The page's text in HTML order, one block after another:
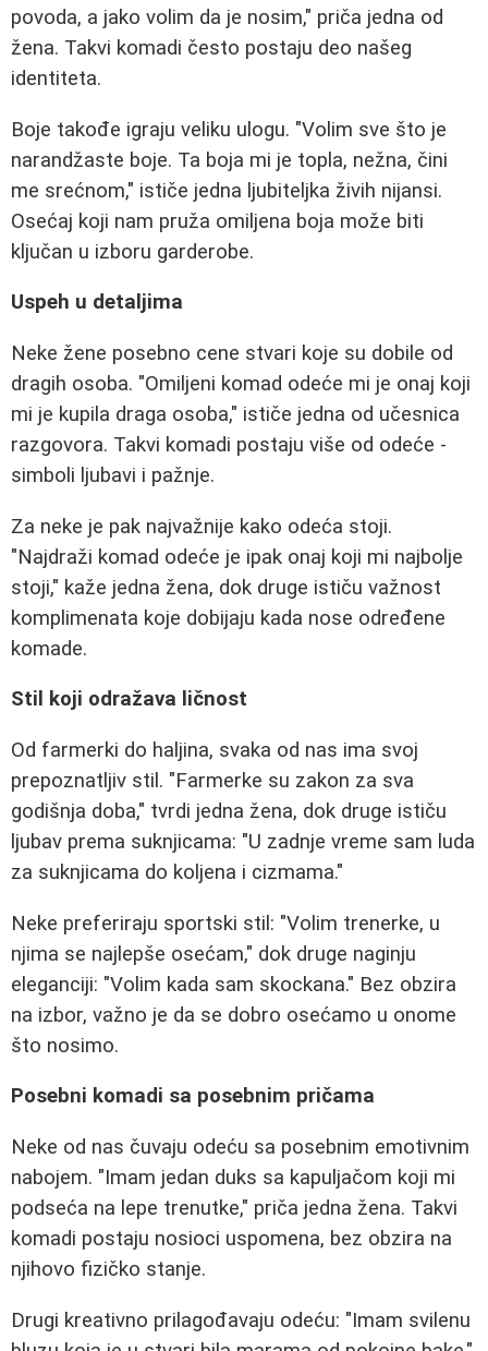
povoda, a jako volim da je nosim," priča jedna od
žena. Takvi komadi često postaju deo našeg
identiteta.
Boje takođe igraju veliku ulogu. "Volim sve što je
narandžaste boje. Ta boja mi je topla, nežna, čini
me srećnom," ističe jedna ljubiteljka živih nijansi.
Osećaj koji nam pruža omiljena boja može biti
ključan u izboru garderobe.
Uspeh u detaljima
Neke žene posebno cene stvari koje su dobile od
dragih osoba. "Omiljeni komad odeće mi je onaj koji
mi je kupila draga osoba," ističe jedna od učesnica
razgovora. Takvi komadi postaju više od odeće -
simboli ljubavi i pažnje.
Za neke je pak najvažnije kako odeća stoji.
"Najdraži komad odeće je ipak onaj koji mi najbolje
stoji," kaže jedna žena, dok druge ističu važnost
komplimenata koje dobijaju kada nose određene
komade.
Stil koji odražava ličnost
Od farmerki do haljina, svaka od nas ima svoj
prepoznatljiv stil. "Farmerke su zakon za sva
godišnja doba," tvrdi jedna žena, dok druge ističu
ljubav prema suknjicama: "U zadnje vreme sam luda
za suknjicama do koljena i cizmama."
Neke preferiraju sportski stil: "Volim trenerke, u
njima se najlepše osećam," dok druge naginju
eleganciji: "Volim kada sam skockana." Bez obzira
na izbor, važno je da se dobro osećamo u onome
što nosimo.
Posebni komadi sa posebnim pričama
Neke od nas čuvaju odeću sa posebnim emotivnim
nabojem. "Imam jedan duks sa kapuljačom koji mi
podseća na lepe trenutke," priča jedna žena. Takvi
komadi postaju nosioci uspomena, bez obzira na
njihovo fizičko stanje.
Drugi kreativno prilagođavaju odeću: "Imam svilenu